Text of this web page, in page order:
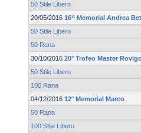
50 Stile Libero
20/05/2016 16^ Memorial Andrea
50 Stile Libero
50 Rana
30/10/2016 20° Trofeo Master
50 Stile Libero
100 Rana
04/12/2016 12° Memorial Marco
50 Rana
100 Stile Libero